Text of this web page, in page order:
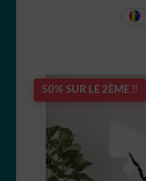
50% SUR LE 2ÈME !!